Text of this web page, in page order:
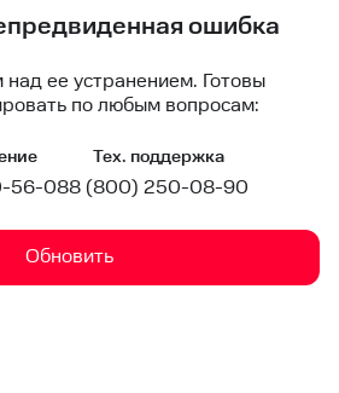
ошибка
ее устранением. Готовы
по любым вопросам:
56-08
Тех. поддержка
8 (800) 250-08-90
Обновить